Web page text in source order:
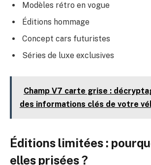
Modèles rétro en vogue
Éditions hommage
Concept cars futuristes
Séries de luxe exclusives
Champ V7 carte grise :
des informations clés de votre
Éditions limitées :
elles prisées ?